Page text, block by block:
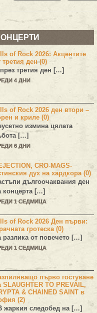
of Rock 2026: Акцентите
третия ден (0)
третия ден […]
4 ДНИ
of Rock 2026 ден втори –
и криле (0)
измина цялата
[…]
6 ДНИ
CRO-MAGS-
дух на хардкора (0)
дългоочаквания ден
концерта […]
1 СЕДМИЦА
of Rock 2026 Ден първи:
гротеска (0)
разлика от повечето […]
1 СЕДМИЦА
първо гостуване
SLAUGHTER TO PREVAIL,
& CHAINED SAINT в
(2)
жаркия следобед на […]